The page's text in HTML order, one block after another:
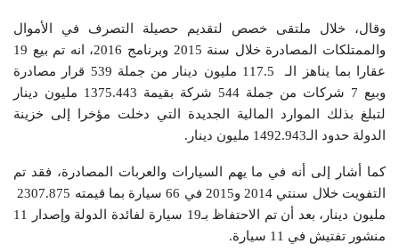
وقال، خلال ملتقى خصص لتقديم حصيلة التصرف في الأموال
والممتلكات المصادرة خلال سنة 2015 وبرنامج 2016، انه تم بيع 19
عقارا بما يناهز الـ 117.5 مليون دينار من جملة 539 قرار مصادرة
وبيع 7 شركات من جملة 544 شركة بقيمة 1375.443 مليون دينار
لتبلغ بذلك الموارد المالية الجديدة التي دخلت مؤخرا إلى خزينة
الدولة حدود الـ1492.943 مليون دينار.
كما أشار إلى أنه في ما يهم السيارات والعربات المصادرة، فقد تم
مليون دينار، بعد أن تم الاحتفاظ بـ19 سيارة لفائدة الدولة وإصدار 11
منشور تفتيش في 11 سيارة.